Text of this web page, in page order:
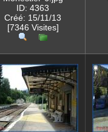
ID: 4363
Créé: 15/11/13
[7346 Visites]